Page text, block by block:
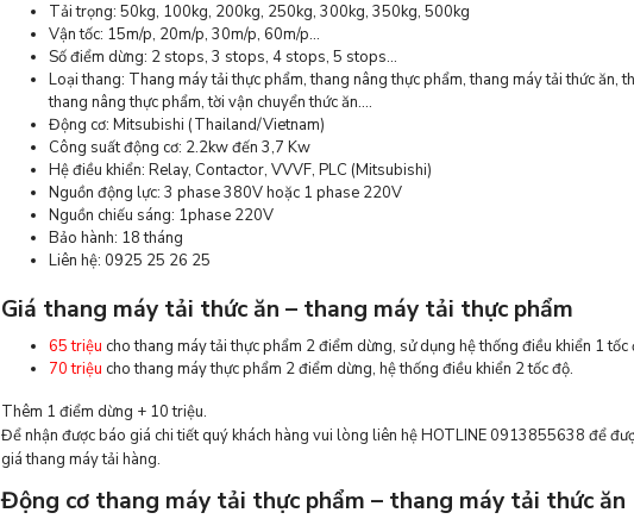
Tải trọng: 50kg, 100kg, 200kg, 250kg, 300kg, 350kg, 500kg
Vận tốc: 15m/p, 20m/p, 30m/p, 60m/p…
Số điểm dừng: 2 stops, 3 stops, 4 stops, 5 stops…
Loại thang: Thang máy tải thực phẩm, thang nâng thực phẩm, thang máy tải thức ăn,
thang nâng thực phẩm, tời vận chuyển thức ăn….
Động cơ: Mitsubishi (Thailand/Vietnam)
Công suất động cơ: 2.2kw đến 3,7 Kw
Hệ điều khiển: Relay, Contactor, VVVF, PLC (Mitsubishi)
Nguồn động lực: 3 phase 380V hoặc 1 phase 220V
Nguồn chiếu sáng: 1phase 220V
Bảo hành: 18 tháng
Liên hệ: 0925 25 26 25
Giá thang máy tải thức ăn – thang máy tải thực phẩm
65 triệu cho thang máy tải thực phẩm 2 điểm dừng, sử dụng hệ thống điều khiển 1 tốc
70 triệu cho thang máy thực phẩm 2 điểm dừng, hệ thống điều khiển 2 tốc độ.
Thêm 1 điểm dừng + 10 triệu.
Để nhận được báo giá chi tiết quý khách hàng vui lòng liên hệ HOTLINE 0913855638 để
giá thang máy tải hàng.
Động cơ thang máy tải thực phẩm – thang máy tải thức ăn